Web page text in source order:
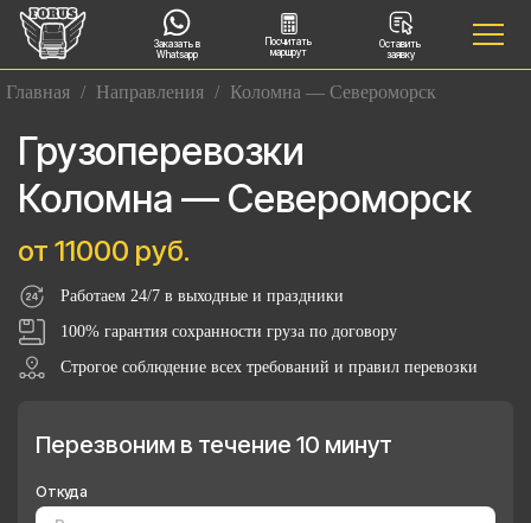
Заказать в
Whatsapp
Посчитать
маршрут
Оставить
заявку
Главная / Направления / Коломна — Североморск
Грузоперевозки
Коломна — Североморск
от 11000 руб.
Работаем 24/7 в выходные и праздники
100% гарантия сохранности груза по договору
Строгое соблюдение всех требований и правил перевозки
Перезвоним в течение 10 минут
Откуда